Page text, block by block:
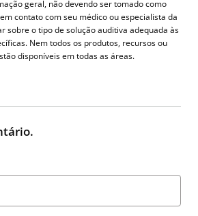
geral, não devendo ser tomado como
contato com seu médico ou especialista da
sobre o tipo de solução auditiva adequada às
Nem todos os produtos, recursos ou
disponíveis em todas as áreas.